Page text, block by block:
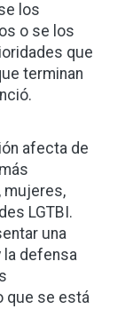
los
o se los
que
terminan
afecta de
mujeres,
LGTBI.
una
la defensa
que se está